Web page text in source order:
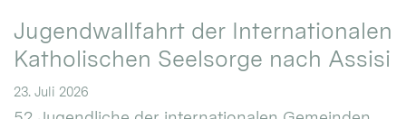
Jugendwallfahrt der Internationalen
Katholischen Seelsorge nach Assisi
23. Juli 2026